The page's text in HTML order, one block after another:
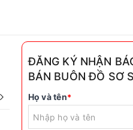
ĐĂNG KÝ NHẬN
BÁN BUÔN ĐỒ SƠ
Họ và tên*